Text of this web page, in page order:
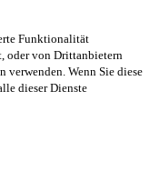
Funktionalität
oder von Drittanbietern
verwenden. Wenn Sie diese
dieser Dienste